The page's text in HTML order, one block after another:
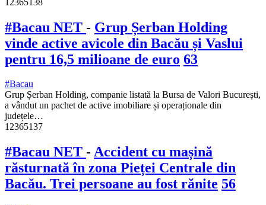
#Bacau NET - Grup Șerban Holding
vinde active avicole din Bacău și Vaslui
pentru 16,5 milioane de euro 63
#Bacau
Grup Șerban Holding, companie listată la Bursa de Valori București,
a vândut un pachet de active imobiliare și operaționale din
județele…
12365137
#Bacau NET -Accident cu mașină
răsturnată în zona Pieței Centrale din
Bacău. Trei persoane au fost rănite 56